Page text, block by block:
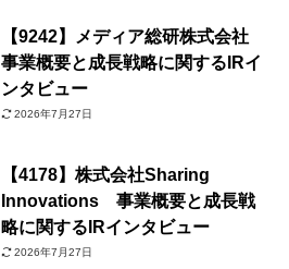
【9242】メディア総研株式会社
事業概要と成長戦略に関するIRイ
ンタビュー
2026年7月27日
【4178】株式会社Sharing
Innovations 事業概要と成長戦
略に関するIRインタビュー
2026年7月27日